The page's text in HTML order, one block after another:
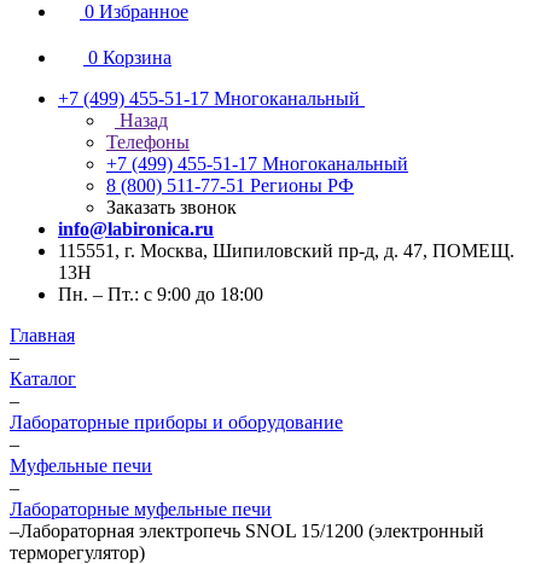
0 Избранное
0 Корзина
+7 (499) 455-51-17 Многоканальный
Назад
Телефоны
+7 (499) 455-51-17 Многоканальный
8 (800) 511-77-51 Регионы РФ
Заказать звонок
info@labironica.ru
115551, г. Москва, Шипиловский пр-д, д. 47, ПОМЕЩ.
13Н
Пн. – Пт.: с 9:00 до 18:00
Главная
–
Каталог
–
Лабораторные приборы и оборудование
–
Муфельные печи
–
Лабораторные муфельные печи
–Лабораторная электропечь SNOL 15/1200 (электронный
терморегулятор)